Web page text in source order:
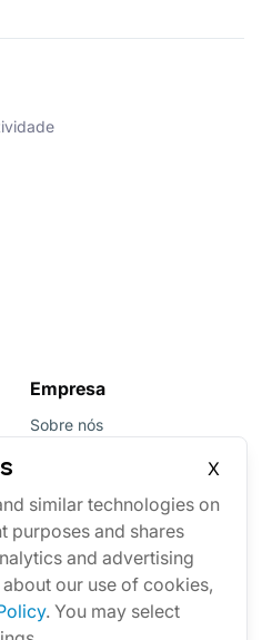
X
similar technologies on
purposes and shares
and advertising
our use of cookies,
. You may select
Empresa
Sobre nós
Marca